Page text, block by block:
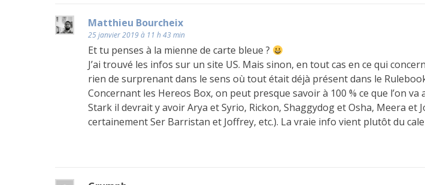
Matthieu Bourcheix
25 janvier 2019 à 11 h 43 min
Et tu penses à la mienne de carte bleue ?
J’ai trouvé les infos sur un site US. Mais sinon, en tout cas en ce qui
rien de surprenant dans le sens où tout était déjà présent dans le
Concernant les Hereos Box, on peut presque savoir à 100 % ce que l’on
Stark il devrait y avoir Arya et Syrio, Rickon, Shaggydog et Osha, Meera et
certainement Ser Barristan et Joffrey, etc.). La vraie info vient plutôt du